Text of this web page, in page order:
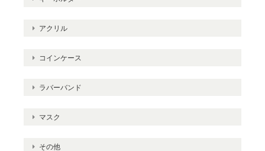
アクリル
コインケース
ラバーバンド
マスク
その他